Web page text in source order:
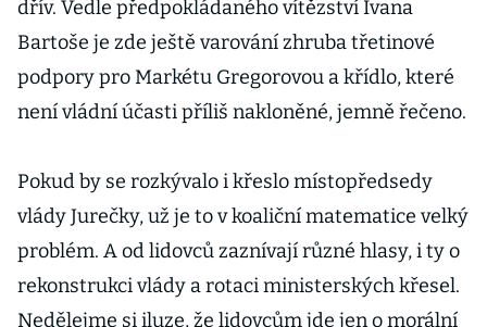
dřív. Vedle předpokládaného vítězství Ivana
Bartoše je zde ještě varování zhruba třetinové
podpory pro Markétu Gregorovou a křídlo, které
není vládní účasti příliš nakloněné, jemně řečeno.
Pokud by se rozkývalo i křeslo místopředsedy
vlády Jurečky, už je to v koaliční matematice velký
problém. A od lidovců zaznívají různé hlasy, i ty o
rekonstrukci vlády a rotaci ministerských křesel.
Nedělejme si iluze, že lidovcům jde jen o morální